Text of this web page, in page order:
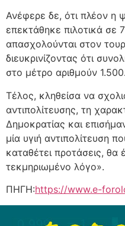
Ανέφερε δε, ότι πλέον η
επεκτάθηκε πιλοτικά
απασχολούνται στον
διευκρινίζοντας ότι
στο μέτρο αριθμούν
Τέλος, κληθείσα να
αντιπολίτευσης, τη
Δημοκρατίας και
μία υγιή αντιπολίτευση
καταθέτει προτάσεις, θα
τεκμηριωμένο λόγο».
ΠΗΓΗ:https://www.e-